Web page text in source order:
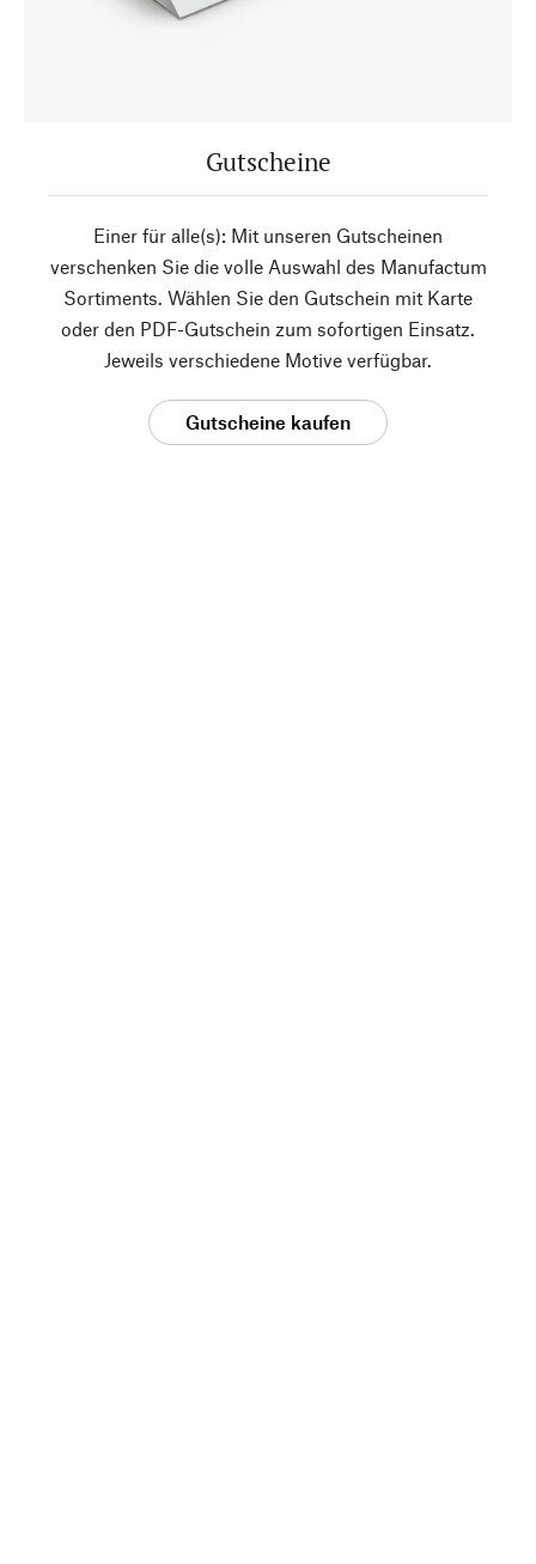
Gutscheine
Einer für alle(s): Mit unseren Gutscheinen
verschenken Sie die volle Auswahl des Manufactum
Sortiments. Wählen Sie den Gutschein mit Karte
oder den PDF-Gutschein zum sofortigen Einsatz.
Jeweils verschiedene Motive verfügbar.
Gutscheine kaufen